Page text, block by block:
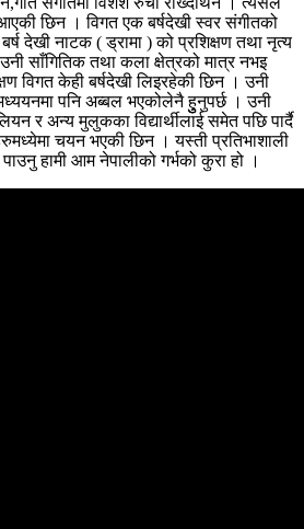
छिन । विगत एक बर्षदेखी स्वर संगीतको
देखी नाटक ( ड्रामा ) को प्रशिक्षण तथा नृत्य
साँगितिक तथा कला क्षेत्रको मात्र नभइ
विगत केही बर्षदेखी लिइरहेकी छिन । उनी
पनि अब्बल भएकोलेनै हुुुनुपर्छ । उनी
र अन्य मुलुकका विद्यार्थीलाई समेत पछि पार्दै
चयन भएकी छिन । यस्ती प्रतिभाशाली
हामी आम नेपालीको गर्भको कुरा हो ।